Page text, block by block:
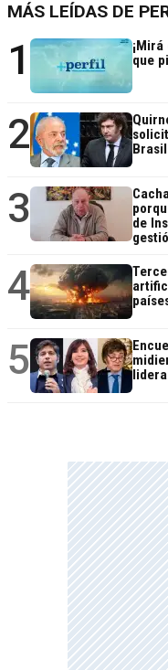
MÁS LEÍDAS DE
1
que
2
Brasil
3
de
4
5